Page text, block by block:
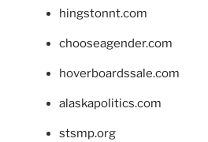
hingstonnt.com
chooseagender.com
hoverboardssale.com
alaskapolitics.com
stsmp.org